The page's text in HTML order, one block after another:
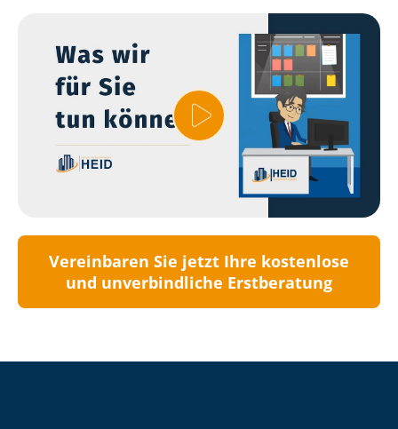
Vereinbaren Sie jetzt Ihre kostenlose
und unverbindliche Erstberatung